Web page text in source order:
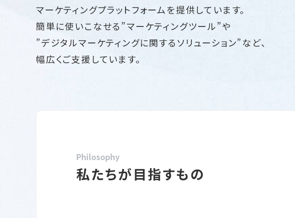
マーケティングプラットフォームを提供しています。
簡単に使いこなせる”マーケティングツール”や
”デジタルマーケティングに関するソリューション”など、
幅広くご支援しています。
Philosophy
私たちが目指すもの